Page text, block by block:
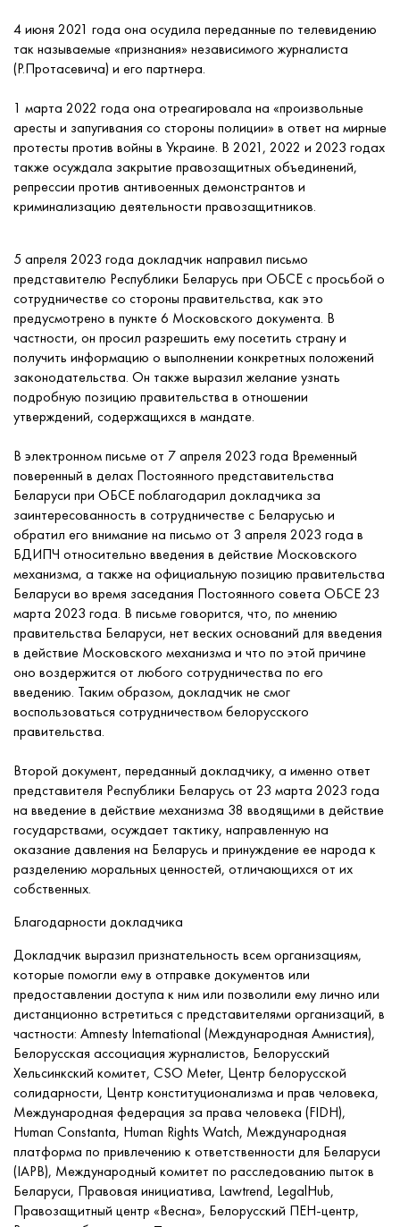
4 июня 2021 года она осудила переданные по телевидению
так называемые «признания» независимого журналиста
(Р.Протасевича) и его партнера.
1 марта 2022 года она отреагировала на «произвольные
аресты и запугивания со стороны полиции» в ответ на мирные
протесты против войны в Украине. В 2021, 2022 и 2023 годах
также осуждала закрытие правозащитных объединений,
репрессии против антивоенных демонстрантов и
криминализацию деятельности правозащитников.
5 апреля 2023 года докладчик направил письмо
представителю Республики Беларусь при ОБСЕ с просьбой о
сотрудничестве со стороны правительства, как это
предусмотрено в пункте 6 Московского документа. В
частности, он просил разрешить ему посетить страну и
получить информацию о выполнении конкретных положений
законодательства. Он также выразил желание узнать
подробную позицию правительства в отношении
утверждений, содержащихся в мандате.
В электронном письме от 7 апреля 2023 года Временный
поверенный в делах Постоянного представительства
Беларуси при ОБСЕ поблагодарил докладчика за
заинтересованность в сотрудничестве с Беларусью и
обратил его внимание на письмо от 3 апреля 2023 года в
БДИПЧ относительно введения в действие Московского
механизма, а также на официальную позицию правительства
Беларуси во время заседания Постоянного совета ОБСЕ 23
марта 2023 года. В письме говорится, что, по мнению
правительства Беларуси, нет веских оснований для введения
в действие Московского механизма и что по этой причине
оно воздержится от любого сотрудничества по его
введению. Таким образом, докладчик не смог
воспользоваться сотрудничеством белорусского
правительства.
Второй документ, переданный докладчику, а именно ответ
представителя Республики Беларусь от 23 марта 2023 года
на введение в действие механизма 38 вводящими в действие
государствами, осуждает тактику, направленную на
оказание давления на Беларусь и принуждение ее народа к
разделению моральных ценностей, отличающихся от их
собственных.
Благодарности докладчика
Докладчик выразил признательность всем организациям,
которые помогли ему в отправке документов или
предоставлении доступа к ним или позволили ему лично или
дистанционно встретиться с представителями организаций, в
частности: Amnesty International (Международная Амнистия),
Белорусская ассоциация журналистов, Белорусский
Хельсинкский комитет, CSO Meter, Центр белорусской
солидарности, Центр конституционализма и прав человека,
Международная федерация за права человека (FIDH),
Human Constanta, Human Rights Watch, Международная
платформа по привлечению к ответственности для Беларуси
(IAPB), Международный комитет по расследованию пыток в
Беларуси, Правовая инициатива, Lawtrend, LegalHub,
Правозащитный центр «Весна», Белорусский ПЕН-центр,